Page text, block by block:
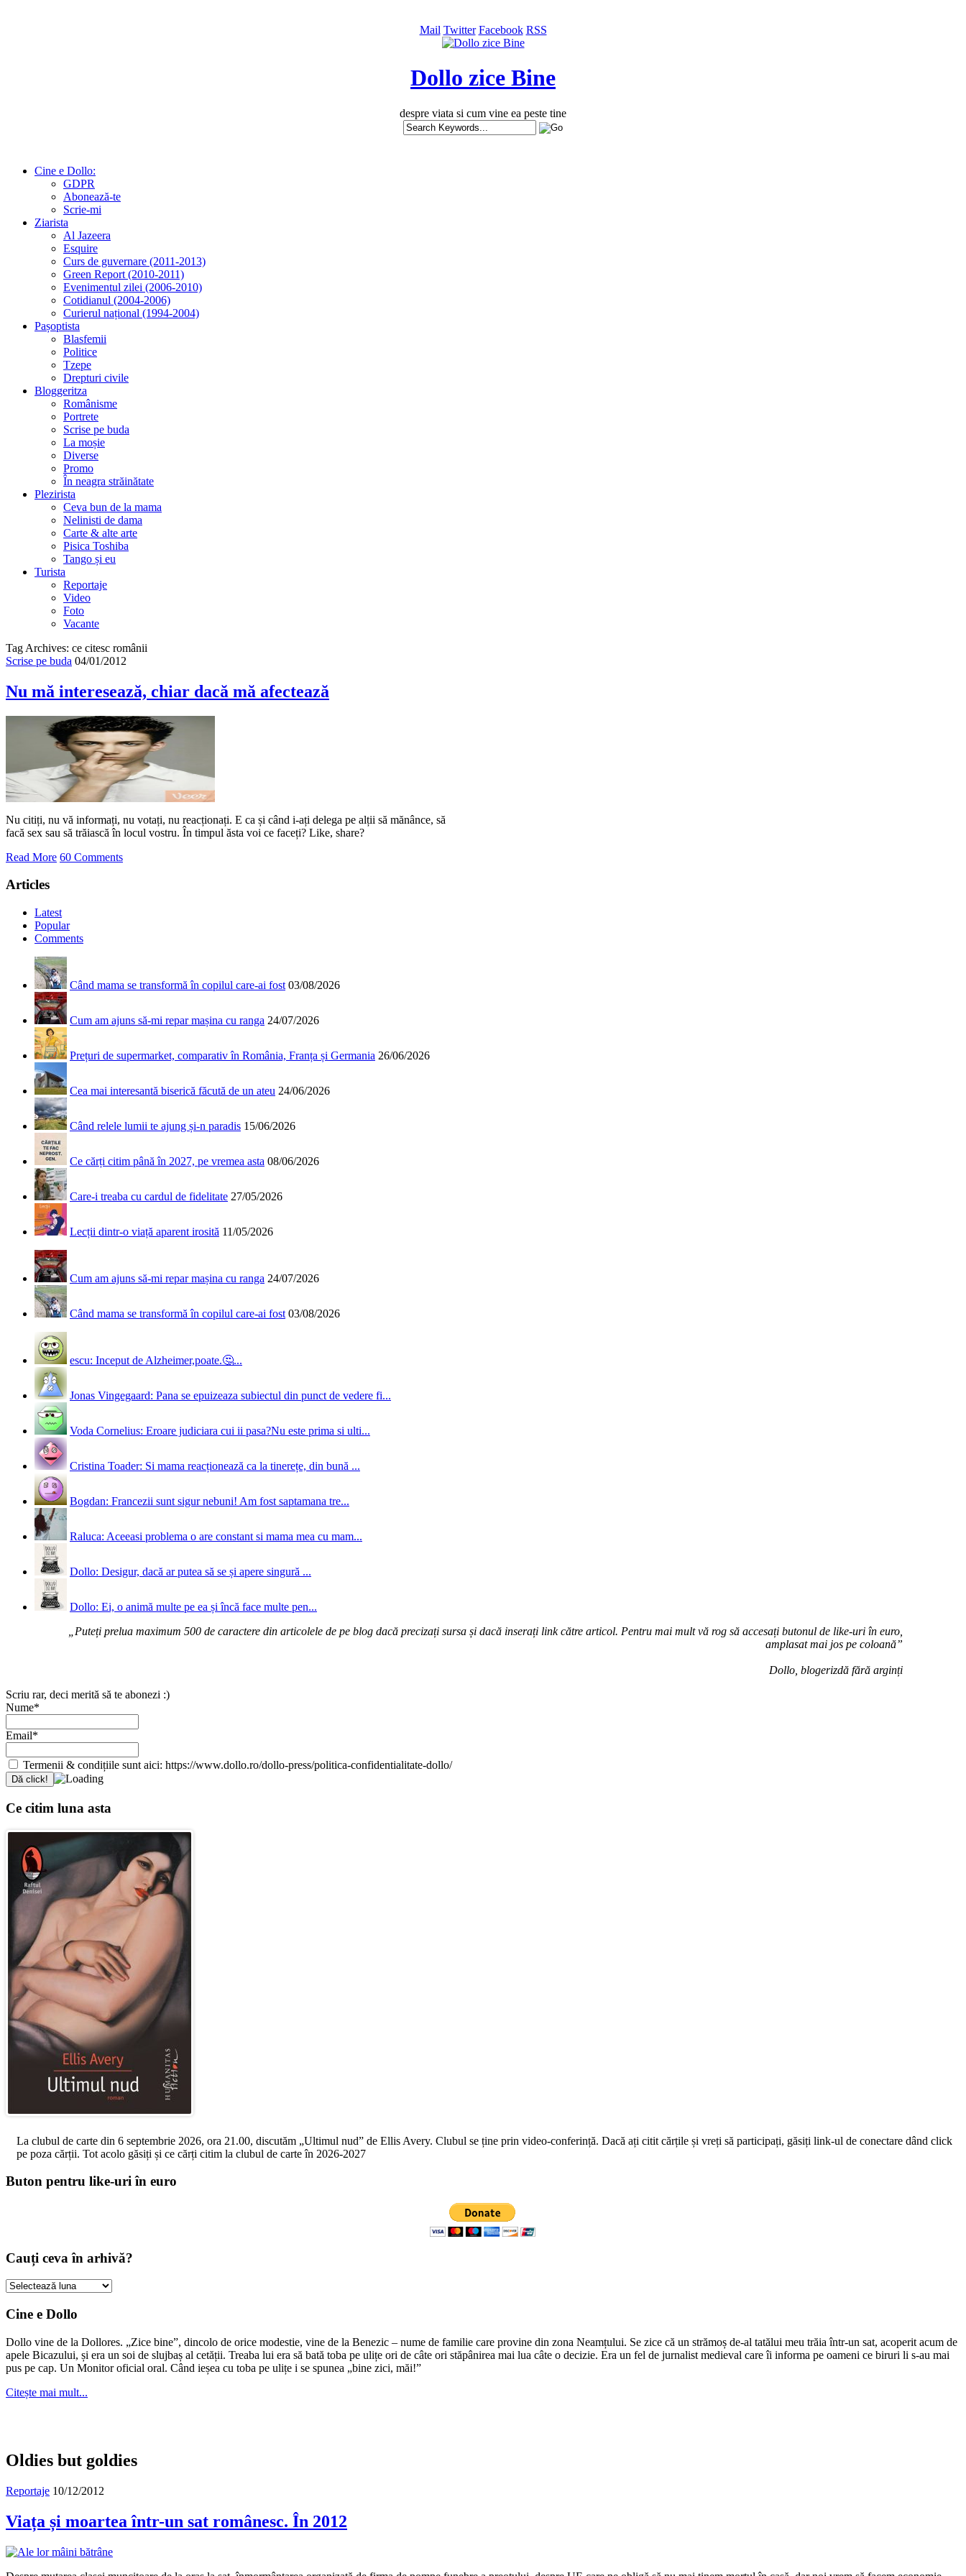
Mail Twitter Facebook RSS
Dollo zice Bine
despre viata si cum vine ea peste tine
Cine e Dollo:
GDPR
Abonează-te
Scrie-mi
Ziarista
Al Jazeera
Esquire
Curs de guvernare (2011-2013)
Green Report (2010-2011)
Evenimentul zilei (2006-2010)
Cotidianul (2004-2006)
Curierul național (1994-2004)
Pașoptista
Blasfemii
Politice
Tzepe
Drepturi civile
Bloggeritza
Românisme
Portrete
Scrise pe buda
La moșie
Diverse
Promo
În neagra străinătate
Plezirista
Ceva bun de la mama
Nelinisti de dama
Carte & alte arte
Pisica Toshiba
Tango și eu
Turista
Reportaje
Video
Foto
Vacante
Tag Archives: ce citesc românii
Scrise pe buda 04/01/2012
Nu mă interesează, chiar dacă mă afectează
Nu citiți, nu vă informați, nu votați, nu reacționați. E ca și când i-ați delega pe alții să mănânce, să
facă sex sau să trăiască în locul vostru. În timpul ăsta voi ce faceți? Like, share?
Read More 60 Comments
Articles
Latest
Popular
Comments
Când mama se transformă în copilul care-ai fost 03/08/2026
Cum am ajuns să-mi repar mașina cu ranga 24/07/2026
Prețuri de supermarket, comparativ în România, Franța și Germania 26/06/2026
Cea mai interesantă biserică făcută de un ateu 24/06/2026
Când relele lumii te ajung și-n paradis 15/06/2026
Ce cărți citim până în 2027, pe vremea asta 08/06/2026
Care-i treaba cu cardul de fidelitate 27/05/2026
Lecții dintr-o viață aparent irosită 11/05/2026
Cum am ajuns să-mi repar mașina cu ranga 24/07/2026
Când mama se transformă în copilul care-ai fost 03/08/2026
escu: Inceput de Alzheimer,poate.🤔...
Jonas Vingegaard: Pana se epuizeaza subiectul din punct de vedere fi...
Voda Cornelius: Eroare judiciara cui ii pasa?Nu este prima si ulti...
Cristina Toader: Si mama reacționează ca la tinerețe, din bună ...
Bogdan: Francezii sunt sigur nebuni! Am fost saptamana tre...
Raluca: Aceeasi problema o are constant si mama mea cu mam...
Dollo: Desigur, dacă ar putea să se și apere singură ...
Dollo: Ei, o animă multe pe ea și încă face multe pen...
„Puteți prelua maximum 500 de caractere din articolele de pe blog dacă precizați sursa și dacă inserați link către articol. Pentru mai mult vă rog să accesați butonul de like-uri în euro,
amplasat mai jos pe coloană”
Dollo, blogerizdă fără arginți
Scriu rar, deci merită să te abonezi :)
Nume*
Email*
Termenii & condițiile sunt aici: https://www.dollo.ro/dollo-press/politica-confidentialitate-dollo/
Ce citim luna asta
La clubul de carte din 6 septembrie 2026, ora 21.00, discutăm „Ultimul nud” de Ellis Avery. Clubul se ține prin video-conferință. Dacă ați citit cărțile și vreți să participați, găsiți link-ul de conectare dând click
pe poza cărții. Tot acolo găsiți și ce cărți citim la clubul de carte în 2026-2027
Buton pentru like-uri în euro
Cauți ceva în arhivă?
Cauți
în
Cine e Dollo
Dollo vine de la Dollores. „Zice bine”, dincolo de orice modestie, vine de la Benezic – nume de familie care provine din zona Neamțului. Se zice că un strămoș de-al tatălui meu trăia într-un sat, acoperit acum de
apele Bicazului, și era un soi de slujbaș al cetății. Treaba lui era să bată toba pe ulițe ori de câte ori stăpânirea mai lua câte o decizie. Era un fel de jurnalist medieval care îi informa pe oameni ce biruri li s-au mai
pus pe cap. Un Monitor oficial oral. Când ieșea cu toba pe ulițe i se spunea „bine zici, măi!”
Citește mai mult...
Oldies but goldies
Reportaje 10/12/2012
Viața și moartea într-un sat românesc. În 2012